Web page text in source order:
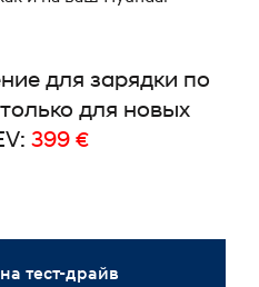
для зарядки по
для новых
399 €
тест-драйв